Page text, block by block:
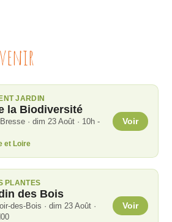
JARDIN
la Biodiversité
· dim 23 Août · 10h -
et Loire
Voir
PLANTES
des Bois
des-Bois · dim 23 Août ·
Voir